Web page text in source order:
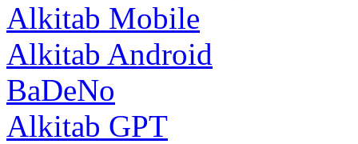
Alkitab Mobile
Alkitab Android
BaDeNo
Alkitab GPT